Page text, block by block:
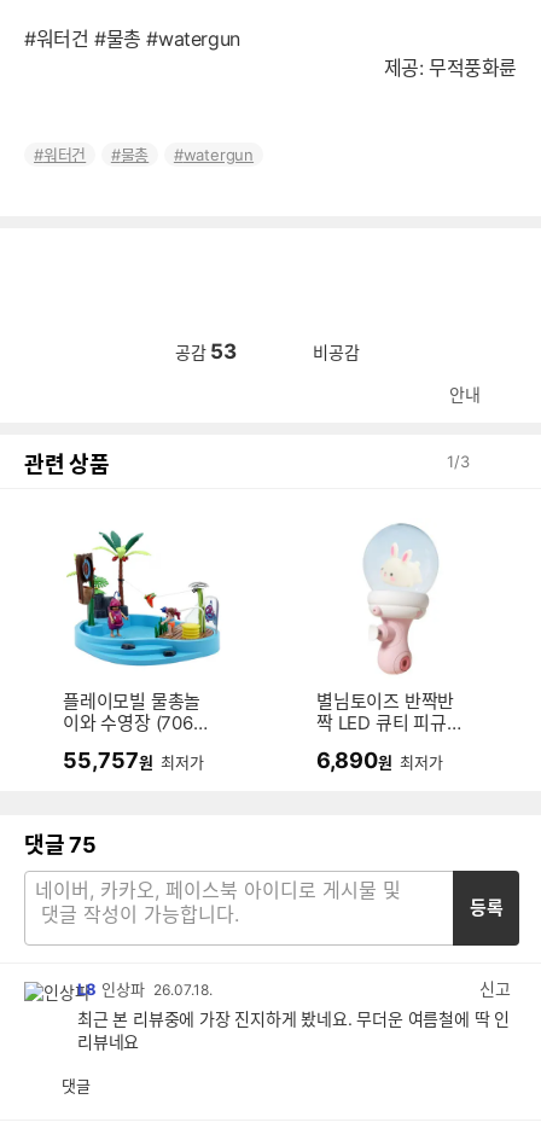
#워터건 #물총 #watergun
제공: 무적풍화륜
워터건 물총 watergun
공감 53 비공감
안내
관련 상품 1/3
플레이모빌 물총놀
이와 수영장 (7061
55,757원 최저가
별님토이즈 반짝반
짝 LED 큐티 피규어
6,890원 최저가
댓글75
등록
L8 인상파 26.07.18.
신고
최근 본 리뷰중에 가장 진지하게 봤네요. 무더운 여름철에 딱 인
리뷰네요
댓글